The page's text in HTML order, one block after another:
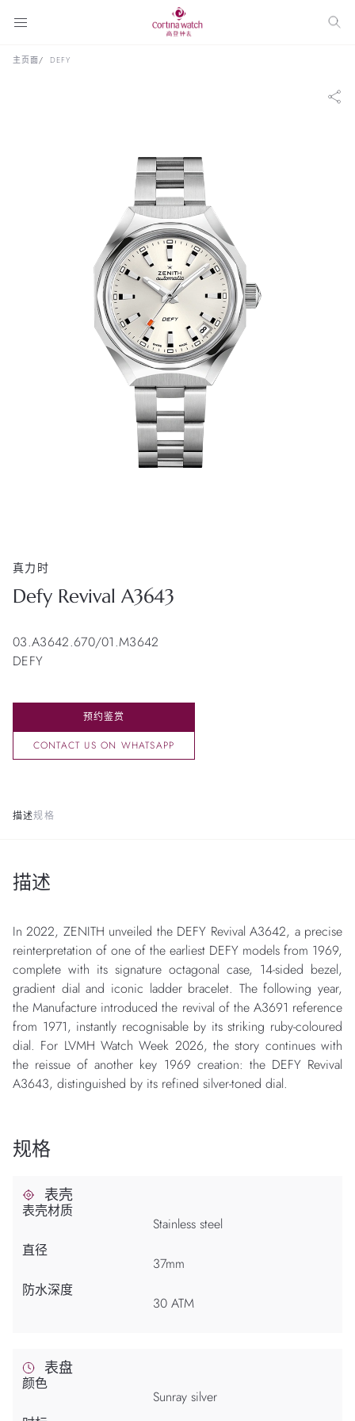
主页面 DEFY
真力时
Defy Revival A3643
03.A3642.670/01.M3642
DEFY
预约鉴赏
CONTACT US ON WHATSAPP
描述规格
描述
In 2022, ZENITH unveiled the DEFY Revival A3642, a precise
reinterpretation of one of the earliest DEFY models from 1969,
complete with its signature octagonal case, 14-sided bezel,
gradient dial and iconic ladder bracelet. The following year,
the Manufacture introduced the revival of the A3691 reference
from 1971, instantly recognisable by its striking ruby-coloured
dial. For LVMH Watch Week 2026, the story continues with
the reissue of another key 1969 creation: the DEFY Revival
A3643, distinguished by its refined silver-toned dial.
规格
表壳
表壳材质
Stainless steel
直径
37mm
防水深度
30 ATM
表盘
颜色
Sunray silver